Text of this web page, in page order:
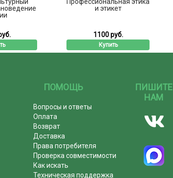
и этикет
1100 руб.
Купить
ПОМОЩЬ
Вопросы и ответы
Оплата
Возврат
Доставка
Права потребителя
Проверка совместимости
Как искать
Техническая поддержка
ПИШИТЕ
НАМ